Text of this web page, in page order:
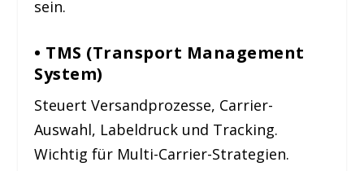
sein.
• TMS (Transport Management
System)
Steuert Versandprozesse, Carrier-
Auswahl, Labeldruck und Tracking.
Wichtig für Multi-Carrier-Strategien.